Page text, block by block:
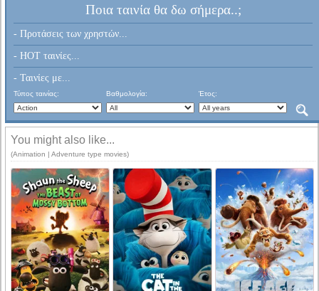
Ποια ταινία θα δω σήμερα..;
- Προτάσεις των χρηστών...
- HOT ταινίες...
- Ταινίες με...
Τύπος ταινίας: Βαθμολογία: Έτος:
You might also like...
(Animation | Adventure type movies)